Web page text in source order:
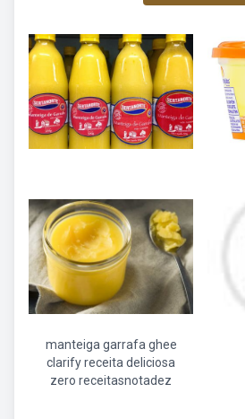
manteiga garrafa ghee
clarify receita deliciosa
zero receitasnotadez